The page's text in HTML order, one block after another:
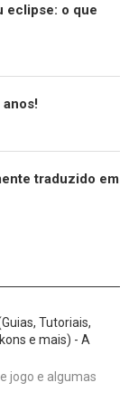
eclipse: o que
traduzido em
Tutoriais,
e mais) - A
jogo e algumas